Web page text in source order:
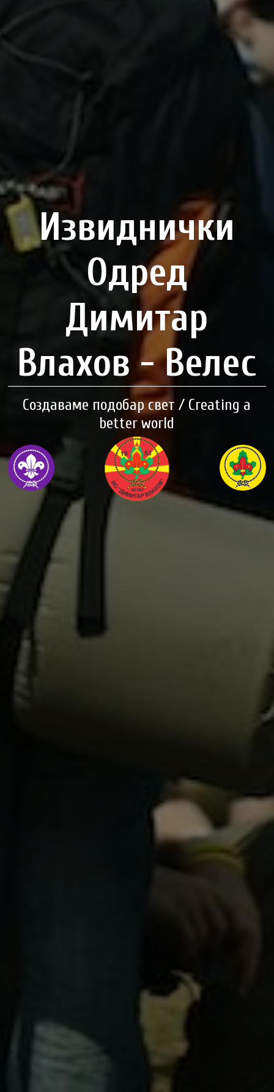
Извиднички
Одред
Димитар
Влахов - Велес
Создаваме подобар свет / Creating a
better world